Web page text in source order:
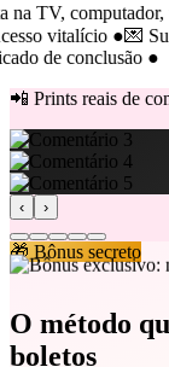
TV, computador,
vitalício ● 💌
de conclusão ●
📲 Prints reais de
‹ ›
🎁 Bônus secreto
O método
boletos